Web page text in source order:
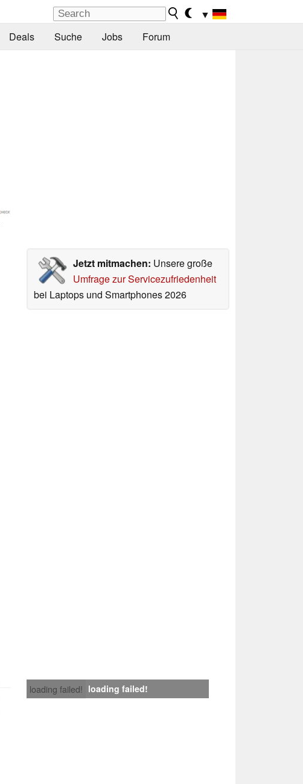
▼
Deals Suche Jobs Forum
Jetzt mitmachen: Unsere große
Umfrage zur Servicezufriedenheit
bei Laptops und Smartphones 2026
loading failed! loading failed!